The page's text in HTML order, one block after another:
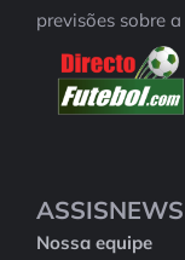
previsões sobre
ASSISNEWS
Nossa equipe